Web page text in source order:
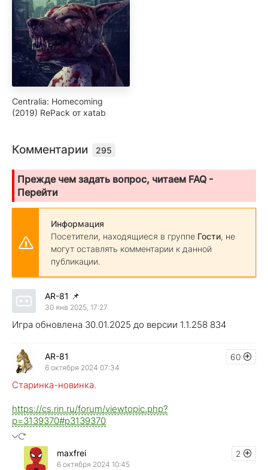
Centralia: Homecoming
(2019) RePack от xatab
Комментарии 295
Прежде чем задать вопрос, читаем FAQ -
Перейти
Информация
Посетители, находящиеся в группе Гости, не
могут оставлять комментарии к данной
публикации.
AR-81 📌
30 янв 2025, 17:27
Игра обновлена 30.01.2025 до версии 1.1.258 834
60
AR-81
6 октября 2024 07:34
Старинка-новинка.
https://cs.rin.ru/forum/viewtopic.php?
p=3139370#p3139370
2
maxfrei
6 октября 2024 10:45